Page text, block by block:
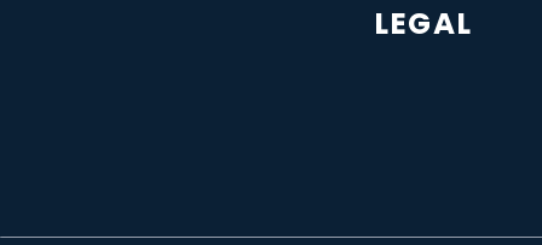
LEGAL